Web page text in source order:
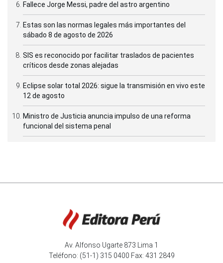
Fallece Jorge Messi, padre del astro argentino
Estas son las normas legales más importantes del
sábado 8 de agosto de 2026
SIS es reconocido por facilitar traslados de pacientes
críticos desde zonas alejadas
Eclipse solar total 2026: sigue la transmisión en vivo este
12 de agosto
Ministro de Justicia anuncia impulso de una reforma
funcional del sistema penal
Av. Alfonso Ugarte 873 Lima 1
Teléfono: (51-1) 315 0400 Fax: 431 2849